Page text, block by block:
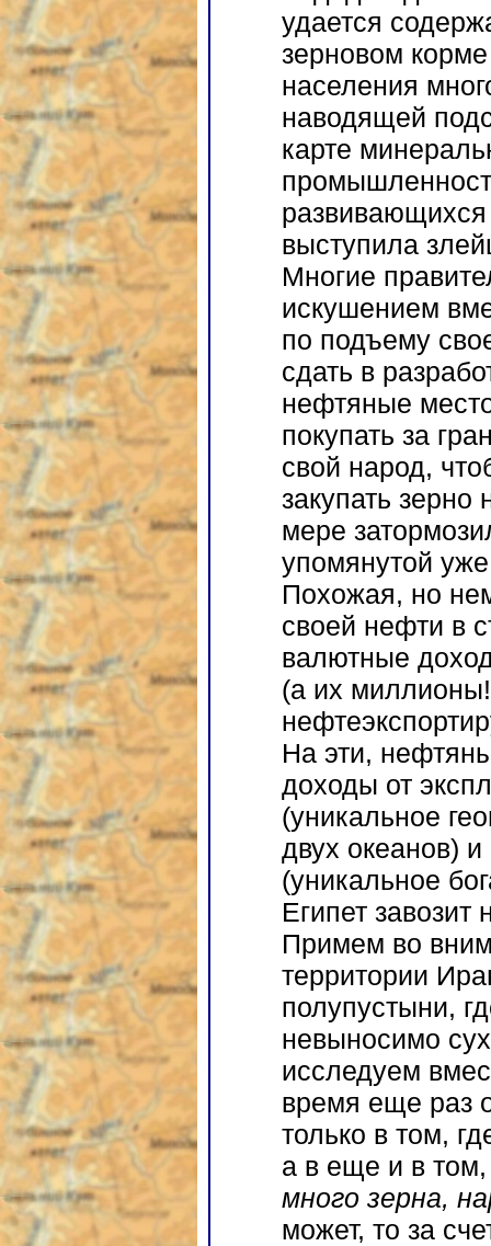
удается
зерновом
населения
наводящей
карте
развивающихся
выступила
Многие
искушением
по подъему
сдать в
нефтяные
покупать за
свой народ,
закупать
мере
упомянутой
Похожая, но
своей нефти в
валютные
(а их
На эти,
доходы от
(уникальное
двух океанов) и
(уникальное
Египет
Примем во
территории
полупустыни,
невыносимо
исследуем
время еще раз
только в том,
а в еще и в
много зерна,
может, то за